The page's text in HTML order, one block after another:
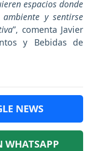
espacios donde
y sentirse
”, comenta Javier
y Bebidas de
NEWS
WHATSAPP